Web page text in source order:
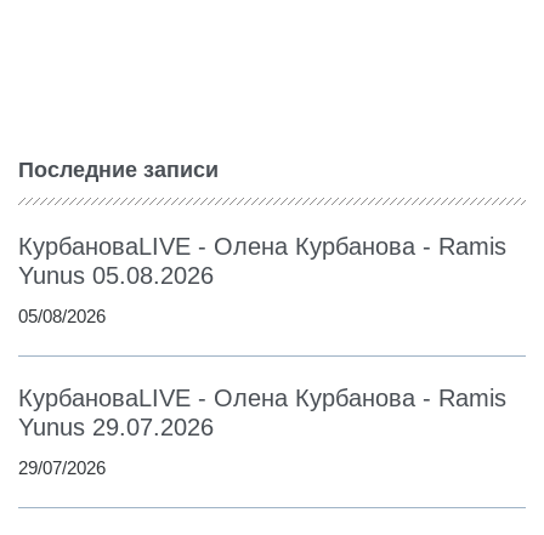
Последние записи
КурбановаLIVE - Олена Курбанова - Ramis
Yunus 05.08.2026
05/08/2026
КурбановаLIVE - Олена Курбанова - Ramis
Yunus 29.07.2026
29/07/2026